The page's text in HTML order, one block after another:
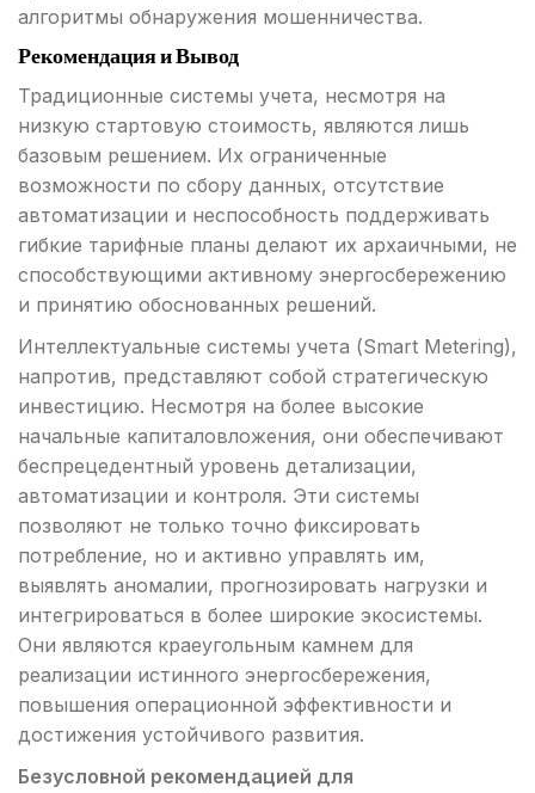
алгоритмы обнаружения мошенничества.
Рекомендация и Вывод
Традиционные системы учета, несмотря на
низкую стартовую стоимость, являются лишь
базовым решением. Их ограниченные
возможности по сбору данных, отсутствие
автоматизации и неспособность поддерживать
гибкие тарифные планы делают их архаичными, не
способствующими активному энергосбережению
и принятию обоснованных решений.
Интеллектуальные системы учета (Smart Metering),
напротив, представляют собой стратегическую
инвестицию. Несмотря на более высокие
начальные капиталовложения, они обеспечивают
беспрецедентный уровень детализации,
автоматизации и контроля. Эти системы
позволяют не только точно фиксировать
потребление, но и активно управлять им,
выявлять аномалии, прогнозировать нагрузки и
интегрироваться в более широкие экосистемы.
Они являются краеугольным камнем для
реализации истинного энергосбережения,
повышения операционной эффективности и
достижения устойчивого развития.
Безусловной рекомендацией для